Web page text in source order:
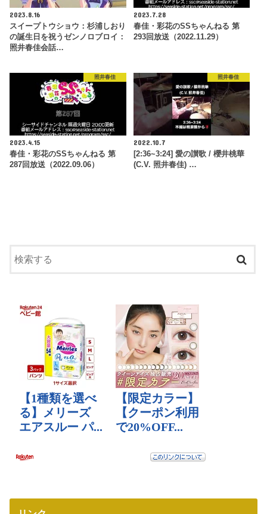
2023.8.16
スイープトウショウ：杉浦しおり
の誕生日を祝うゼンノロブロイ：
照井春佳会話…
2023.7.28
春佳・彩花のSSちゃんねる 第
293回放送（2022.11.29）
照井春佳
2023.4.15
春佳・彩花のSSちゃんねる 第
287回放送（2022.09.06）
照井春佳
2022.10.7
[2:36~3:24] 愛の讃歌 / 櫻井桃華
(C.V. 照井春佳) …